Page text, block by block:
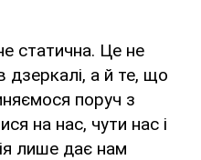
статична. Це не
а й те, що
поруч з
на нас, чути нас і
лише дає нам